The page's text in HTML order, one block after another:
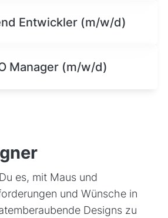
Entwickler (m/w/d)
Manager (m/w/d)
es, mit Maus und
und Wünsche in
Designs zu